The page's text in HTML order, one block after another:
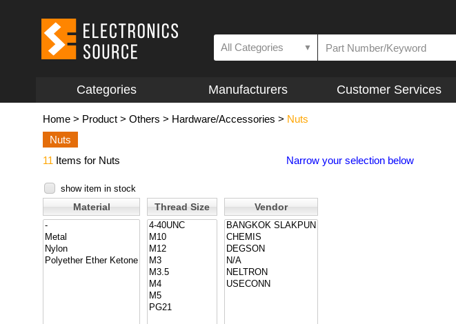
All Categories ▼
Categories Manufacturers Customer Services
Home > Product > Others > Hardware/Accessories > Nuts
Nuts
11 Items for Nuts Narrow your selection below
show item in stock
Material Thread Size Vendor